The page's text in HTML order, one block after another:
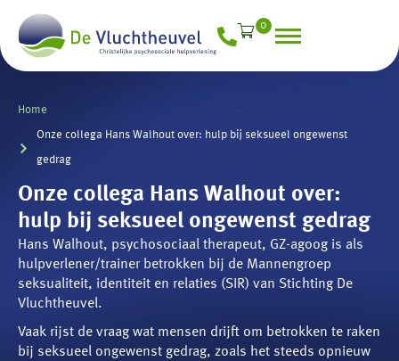
0
Home
Onze collega Hans Walhout over: hulp bij seksueel ongewenst
gedrag
Onze collega Hans Walhout over:
hulp bij seksueel ongewenst gedrag
Hans Walhout, psychosociaal therapeut, GZ-agoog is als
hulpverlener/trainer betrokken bij de Mannengroep
seksualiteit, identiteit en relaties (SIR) van Stichting De
Vluchtheuvel.
Vaak rijst de vraag wat mensen drijft om betrokken te raken
bij seksueel ongewenst gedrag, zoals het steeds opnieuw